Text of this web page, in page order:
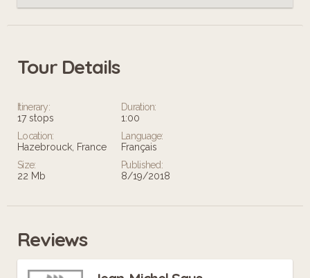
Tour Details
Itinerary:
17 stops
Duration:
1:00
Location:
Hazebrouck, France
Language:
Français
Size:
22 Mb
Published:
8/19/2018
Reviews